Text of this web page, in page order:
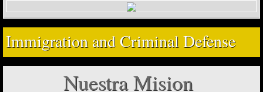
Request for Release under Bond
Appeals
Protection from Removal/
Immigration and Criminal Defense
Nuestra Mision